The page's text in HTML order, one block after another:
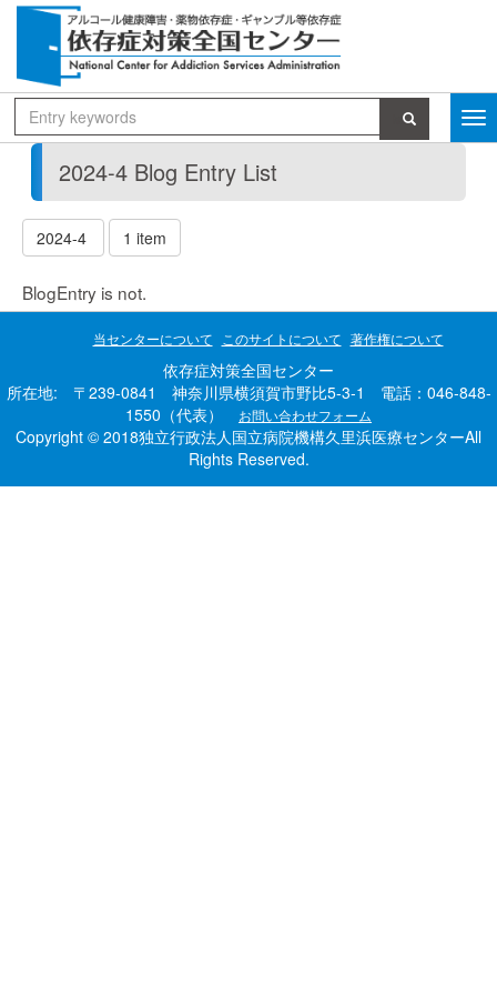
2024-4 Blog Entry List
2024-4 1 item
BlogEntry is not.
当センターについて このサイトについて 著作権について
依存症対策全国センター
所在地: 〒239-0841 神奈川県横須賀市野比5-3-1 電話：046-848-
1550（代表）
お問い合わせフォーム
Copyright © 2018独立行政法人国立病院機構久里浜医療センターAll
Rights Reserved.